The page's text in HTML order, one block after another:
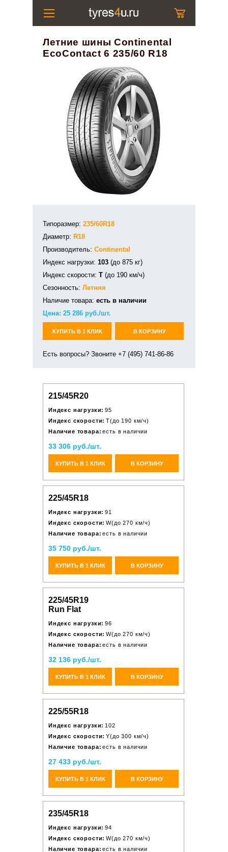
Летние шины Continental
EcoContact 6 235/60 R18
Типоразмер: 235/60R18
Диаметр: R18
Производитель: Continental
Индекс нагрузки: 103 (до 875 кг)
Индекс скорости: T (до 190 км/ч)
Сезонность: Летняя
Наличие товара: есть в наличии
Цена: 25 286 руб./шт.
КУПИТЬ В 1 КЛИК В КОРЗИНУ
Есть вопросы? Звоните +7 (495) 741-86-86
215/45R20
Индекс нагрузки: 95
Индекс скорости: T(до 190 км/ч)
Наличие товара: есть в наличии
33 306 руб./шт.
КУПИТЬ В 1 КЛИК В КОРЗИНУ
225/45R18
Индекс нагрузки: 91
Индекс скорости: W(до 270 км/ч)
Наличие товара: есть в наличии
35 750 руб./шт.
КУПИТЬ В 1 КЛИК В КОРЗИНУ
225/45R19
Run Flat
Индекс нагрузки: 96
Индекс скорости: W(до 270 км/ч)
Наличие товара: есть в наличии
32 136 руб./шт.
КУПИТЬ В 1 КЛИК В КОРЗИНУ
225/55R18
Индекс нагрузки: 102
Индекс скорости: Y(до 300 км/ч)
Наличие товара: есть в наличии
27 433 руб./шт.
КУПИТЬ В 1 КЛИК В КОРЗИНУ
235/45R18
Индекс нагрузки: 94
Индекс скорости: W(до 270 км/ч)
Наличие товара: есть в наличии